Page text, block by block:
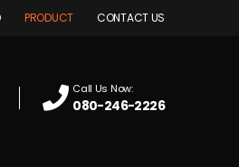
PRODUCT CONTACT US
Call Us Now:
080-246-2226